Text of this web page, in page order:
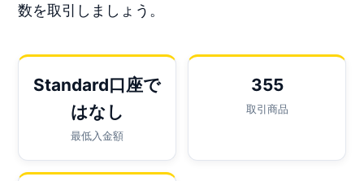
数を取引しましょう。
Standard口座で
はなし
最低入金額
355
取引商品